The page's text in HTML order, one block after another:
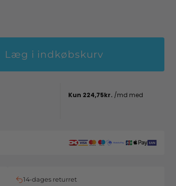
Læg i indkøbskurv
14-dages returret